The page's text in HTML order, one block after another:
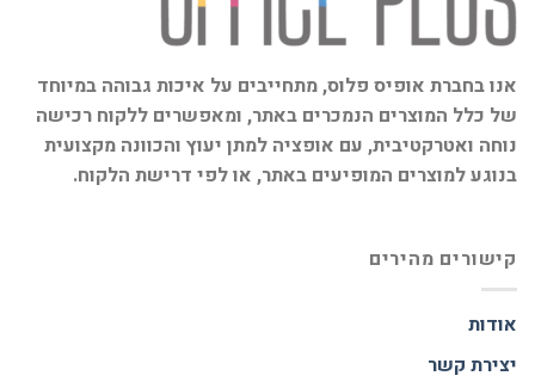
אנו בחברת אופיס פלוס, מתחייבים על איכות גבוהה במיוחד
של כלל המוצרים הנמכרים באתר, ומאפשרים ללקוח רכישה
נוחה ואטרקטיבית, עם אופציה למתן יעוץ והכוונה מקצועית
בנוגע למוצרים המופיעים באתר, או לפי דרישת הלקוח.
קישורים מהירים
אודות
יצירת קשר